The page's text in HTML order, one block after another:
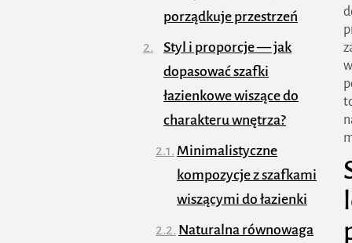
porządkuje przestrzeń
Styl i proporcje — jak
dopasować szafki
łazienkowe wiszące do
charakteru wnętrza?
Minimalistyczne
kompozycje z szafkami
wiszącymi do łazienki
Naturalna równowaga